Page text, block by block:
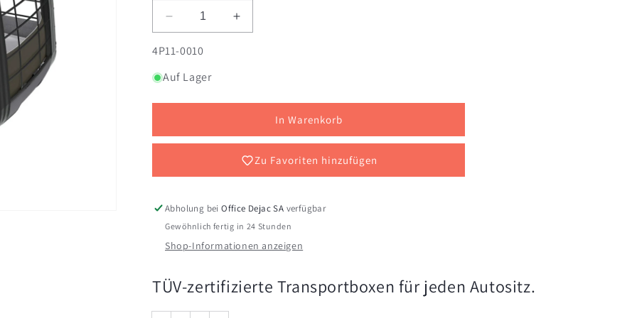
Verringere
die
Menge
TRANSPORTBOX
GREY
Erhöhe
die
GREY
SKU:
4P11-0010
Auf Lager
In Warenkorb
Zu Favoriten hinzufügen
Abholung beiOffice Dejac SA verfügbar
Gewöhnlich fertig in 24 Stunden
Shop-Informationen anzeigen
TÜV-zertifizierte Transportboxen für jeden Autositz.